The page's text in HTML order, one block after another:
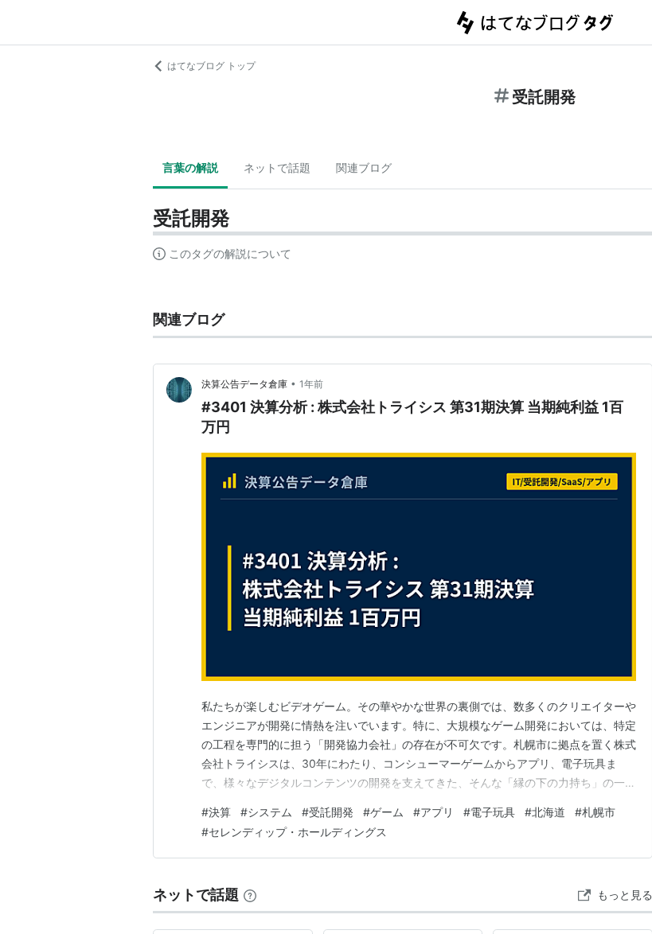
はてなブログ トップ
受託開発
言葉の解説 ネットで話題 関連ブログ
受託開発
このタグの解説について
関連ブログ
決算公告データ倉庫 • 1年前
#3401 決算分析 : 株式会社トライシス 第31期決算 当期純利益 1百
万円
私たちが楽しむビデオゲーム。その華やかな世界の裏側では、数多くのクリエイターや
エンジニアが開発に情熱を注いでいます。特に、大規模なゲーム開発においては、特定
の工程を専門的に担う「開発協力会社」の存在が不可欠です。札幌市に拠点を置く株式
会社トライシスは、30年にわたり、コンシューマーゲームからアプリ、電子玩具ま
で、様々なデジタルコンテンツの開発を支えてきた、そんな「縁の下の力持ち」の一つ
たことを踏まえ、その決算内容を読み解き、新たなグループ体制のもとで目指す未来の
姿に迫ります。 【決算ハイライト（第31期）】資産合計:…
#決算 #システム #受託開発 #ゲーム #アプリ #電子玩具 #北海道 #札幌市
#セレンディップ・ホールディングス
ネットで話題 もっと見る